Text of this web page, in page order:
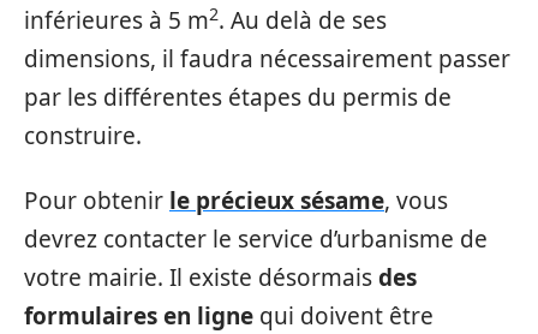
inférieures à 5 m2. Au delà de ses
dimensions, il faudra nécessairement passer
par les différentes étapes du permis de
construire.
Pour obtenir le précieux sésame, vous
devrez contacter le service d’urbanisme de
votre mairie. Il existe désormaisdes
formulaires en ligne qui doivent être